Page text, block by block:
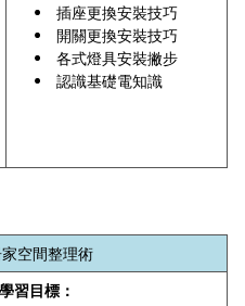
插座更換安裝技巧
開關更換安裝技巧
各式燈具安裝撇步
認識基礎電知識
空間整理術
學習目標：